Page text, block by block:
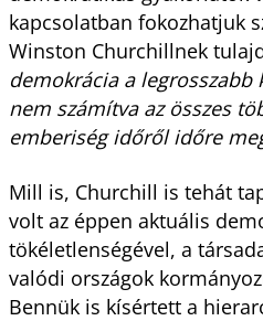
kapcsolatban fokozhatjuk
Winston Churchillnek
demokrácia a legrosszabb
nem számítva az összes
emberiség időről időre
Mill is, Churchill is tehát
volt az éppen aktuális
tökéletlenségével, a
valódi országok
Bennük is kísértett a